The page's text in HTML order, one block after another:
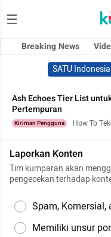
Breaking News
SATU
Ash Echoes Tier List
Pertempuran
Kiriman Pengguna How To
Laporkan Konten
Tim kumparan akan
pengecekan terhadap
Spam, Komersial,
Memiliki unsur